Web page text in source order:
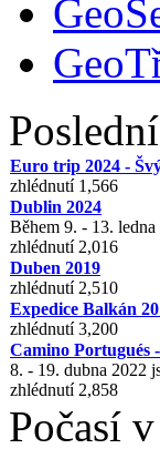
Euro trip 2024 -
zhlédnutí 1,566
Dublin 2024
Během 9. - 13.
zhlédnutí 2,016
Duben 2019
zhlédnutí 2,510
Expedice Balkán
zhlédnutí 3,200
Camino Portugués
8. - 19. dubna 2022
zhlédnutí 2,858
Počasí